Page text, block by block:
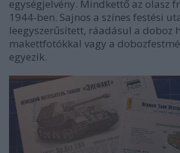
egységjelvény. Mindkettő az olasz
1944-ben. Sajnos a színes festési
leegyszerűsített, ráadásul a doboz
makettfotókkal vagy a
egyezik.